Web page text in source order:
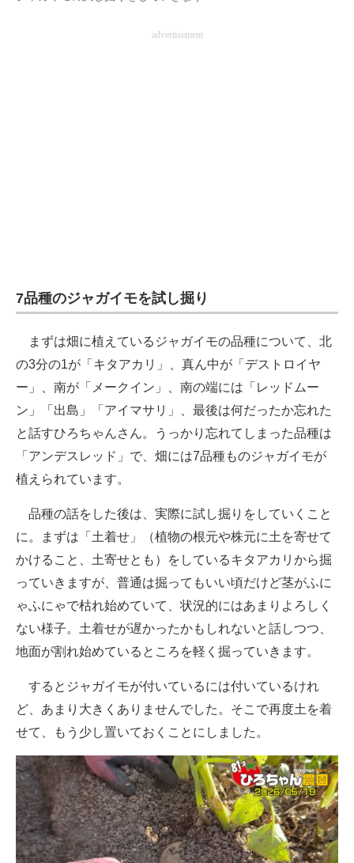
advertisement
7品種のジャガイモを試し掘り
まずは畑に植えているジャガイモの品種について、北
の3分の1が「キタアカリ」、真ん中が「デストロイヤ
ー」、南が「メークイン」、南の端には「レッドムー
ン」「出島」「アイマサリ」、最後は何だったか忘れた
と話すひろちゃんさん。うっかり忘れてしまった品種は
「アンデスレッド」で、畑には7品種ものジャガイモが
植えられています。
品種の話をした後は、実際に試し掘りをしていくこと
に。まずは「土着せ」（植物の根元や株元に土を寄せて
かけること、土寄せとも）をしているキタアカリから掘
っていきますが、普通は掘ってもいい頃だけど茎がふに
ゃふにゃで枯れ始めていて、状況的にはあまりよろしく
ない様子。土着せが遅かったかもしれないと話しつつ、
地面が割れ始めているところを軽く掘っていきます。
するとジャガイモが付いているには付いているけれ
ど、あまり大きくありませんでした。そこで再度土を着
せて、もう少し置いておくことにしました。